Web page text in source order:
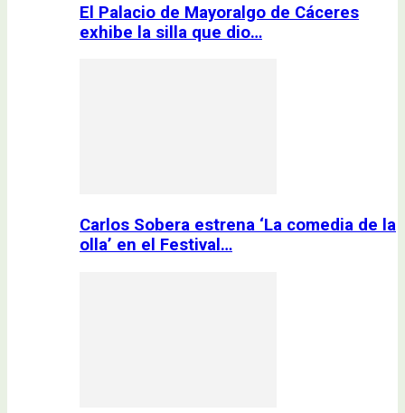
El Palacio de Mayoralgo de Cáceres
exhibe la silla que dio…
Carlos Sobera estrena ‘La comedia de la
olla’ en el Festival…